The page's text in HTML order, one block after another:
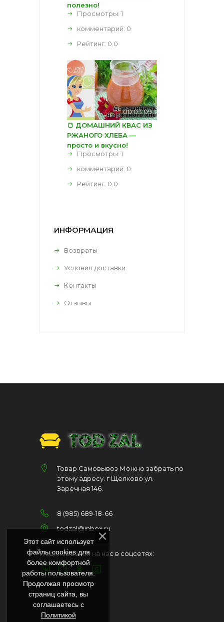
полезно!
Просмотры: 1
комментарий: 0
Рейтинг: 0.0
00:03:09
🍞 ДОМАШНИЙ КВАС ИЗ
РЖАНОГО ХЛЕБА —
просто и вкусно!
Просмотры: 1
комментарий: 0
Рейтинг: 0.0
ИНФОРМАЦИЯ
Возвраты
Условия доставки
Контакты
Отзывы
Товар Самовывоз Можно забрать по
этому адресу. г Щелково ул.
Заречная 146.
8 (985) 689-18-66
todzal@inbox.ru
Подписывайся на нас в соцсетях:
Этот сайт использует
файлы cookies для
более комфортной
работы пользователя.
Продолжая просмотр
страниц сайта, вы
соглашаетесь с
Политикой